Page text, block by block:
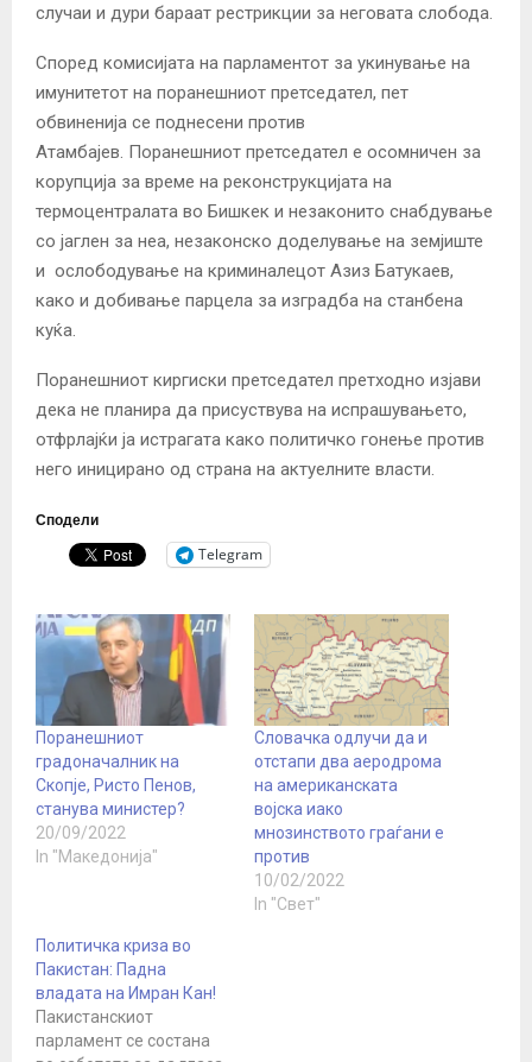
случаи и дури бараат рестрикции за неговата слобода.
Според комисијата на парламентот за укинување на
имунитетот на поранешниот претседател, пет
обвиненија се поднесени против
Атамбајев. Поранешниот претседател е осомничен за
корупција за време на реконструкцијата на
термоцентралата во Бишкек и незаконито снабдување
со јаглен за неа, незаконско доделување на земјиште
и ослободување на криминалецот Азиз Батукаев,
како и добивање парцела за изградба на станбена
куќа.
Поранешниот киргиски претседател претходно изјави
дека не планира да присуствува на испрашувањето,
отфрлајќи ја истрагата како политичко гонење против
него иницирано од страна на актуелните власти.
Сподели
Telegram
Поранешниот
градоначалник на
Скопје, Ристо Пенов,
станува министер?
20/09/2022
In "Македонија"
Словачка одлучи да и
отстапи два аеродрома
на американската
војска иако
мнозинството граѓани е
против
10/02/2022
In "Свет"
Политичка криза во
Пакистан: Падна
владата на Имран Кан!
Пакистанскиот
парламент се состана